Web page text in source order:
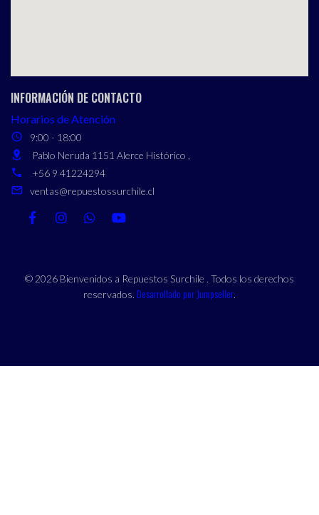
INFORMACIÓN DE CONTACTO
Horarios de Atención
9:00 - 18:00
Pablo Neruda 1151 Alerce Histórico ,
+56 9 41224294
ventas@repuestossurchile.cl
© 2026 Bienvenidos a Repuestos Surchile . Todos los derechos
reservados. Desarrollado por Jumpseller.